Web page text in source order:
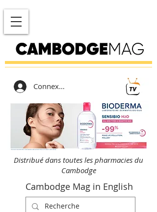
Connexion
Distribué dans toutes les pharmacies du
Cambodge
Cambodge Mag in English